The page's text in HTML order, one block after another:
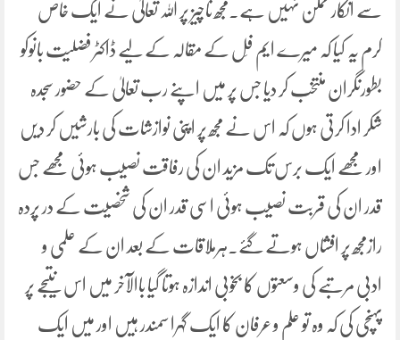
سے انکار ممکن نہیں ہے۔مجھ ناچیز پر اللہ تعالیٰ نے ایک خاص
کرم یہ کیا کہ میرے ایم فِل کے مقالہ کے لیے ڈاکٹر فضلیت بانوکو
بطورنگران منتخب کر دیا جس پر میں اپنے رب تعالیٰ کے حضور سجدہ
شکر ادا کرتی ہوں کہ اس نے مجھ پر اپنی نوازشات کی بارشیں کر دیں
اور مجھے ایک برس تک مزید ان کی رفاقت نصیب ہوئی مجھے جس
قدر ان کی قربت نصیب ہوئی اسی قدر ان کی شخصیت کے در پردہ
رازمجھ پر افشاں ہوتے گئے۔ہرملاقات کے بعد ان کے علمی و
ادبی مرتبے کی وسعتوں کا بخوبی اندازہ ہوتا گیا باالآخر میں اس نتیجے پر
پہنچی کی کہ وہ تو علم و عرفان کا ایک گہرا سمندر ہیں اور میں ایک